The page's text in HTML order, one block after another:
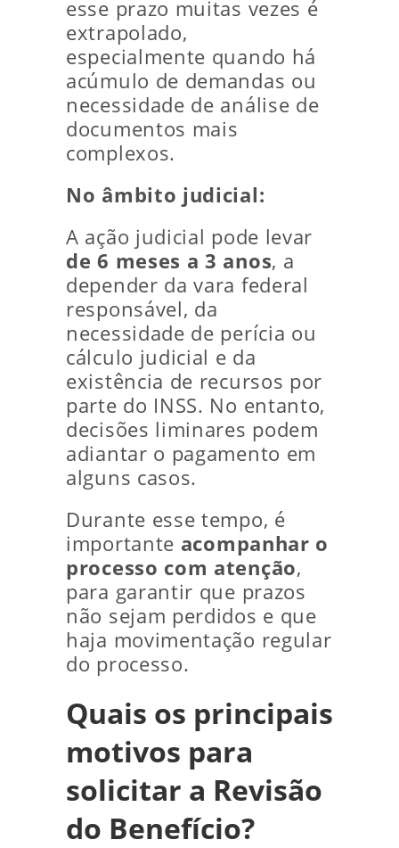
esse prazo muitas vezes é
extrapolado,
especialmente quando há
acúmulo de demandas ou
necessidade de análise de
documentos mais
complexos.
No âmbito judicial:
A ação judicial pode levar
de 6 meses a 3 anos, a
depender da vara federal
responsável, da
necessidade de perícia ou
cálculo judicial e da
existência de recursos por
parte do INSS. No entanto,
decisões liminares podem
adiantar o pagamento em
alguns casos.
Durante esse tempo, é
importante acompanhar o
processo com atenção,
para garantir que prazos
não sejam perdidos e que
haja movimentação regular
do processo.
Quais os principais
motivos para
solicitar a Revisão
do Benefício?